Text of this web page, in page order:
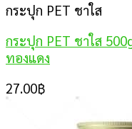
กระปุก PET ชาใส
กระปุก PET ชาใส
ทองแดง
27.00฿